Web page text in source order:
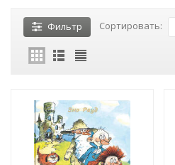
Фильтр Сортировать: